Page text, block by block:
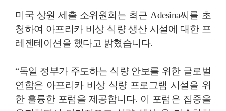
미국 상원 세출 소위원회는 최근 Adesina씨를 초
청하여 아프리카 비상 식량 생산 시설에 대한 프
레젠테이션을 했다고 밝혔습니다.
“독일 정부가 주도하는 식량 안보를 위한 글로벌
연합은 아프리카 비상 식량 프로그램 시설을 위
한 훌륭한 포럼을 제공합니다. 이 포럼은 집중을